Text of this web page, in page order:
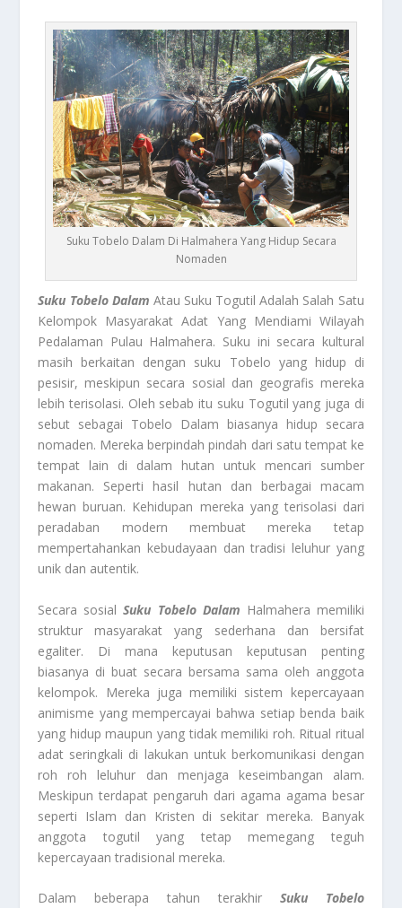
Suku Tobelo Dalam Di Halmahera Yang Hidup Secara
Nomaden
Suku Tobelo Dalam Atau Suku Togutil Adalah Salah Satu
Kelompok Masyarakat Adat Yang Mendiami Wilayah
Pedalaman Pulau Halmahera. Suku ini secara kultural
masih berkaitan dengan suku Tobelo yang hidup di
pesisir, meskipun secara sosial dan geografis mereka
lebih terisolasi. Oleh sebab itu suku Togutil yang juga di
sebut sebagai Tobelo Dalam biasanya hidup secara
nomaden. Mereka berpindah pindah dari satu tempat ke
tempat lain di dalam hutan untuk mencari sumber
makanan. Seperti hasil hutan dan berbagai macam
hewan buruan. Kehidupan mereka yang terisolasi dari
peradaban modern membuat mereka tetap
mempertahankan kebudayaan dan tradisi leluhur yang
unik dan autentik.
Secara sosialSuku Tobelo Dalam Halmahera memiliki
struktur masyarakat yang sederhana dan bersifat
egaliter. Di mana keputusan keputusan penting
biasanya di buat secara bersama sama oleh anggota
kelompok. Mereka juga memiliki sistem kepercayaan
animisme yang mempercayai bahwa setiap benda baik
yang hidup maupun yang tidak memiliki roh. Ritual ritual
adat seringkali di lakukan untuk berkomunikasi dengan
roh roh leluhur dan menjaga keseimbangan alam.
Meskipun terdapat pengaruh dari agama agama besar
seperti Islam dan Kristen di sekitar mereka. Banyak
anggota togutil yang tetap memegang teguh
kepercayaan tradisional mereka.
Dalam beberapa tahun terakhir Suku Tobelo